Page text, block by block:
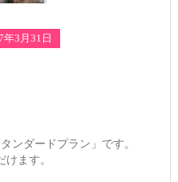
3月31日
ンダードプラン」です。
ます。